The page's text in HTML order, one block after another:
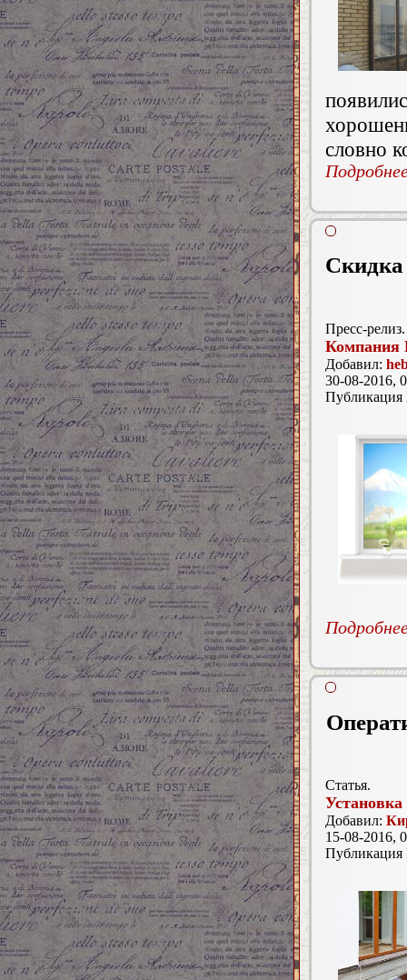
словно
Скидка
Пресс-релиз.
Компания
Добавил:
30-08-2016,
Статья.
Добавил:
15-08-2016,